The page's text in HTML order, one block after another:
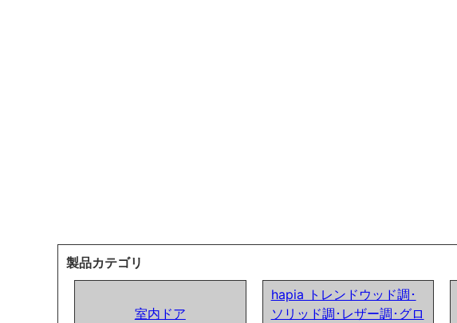
製品カテゴリ
室内ドア
hapia トレンドウッド調･
ソリッド調･レザー調･グロ